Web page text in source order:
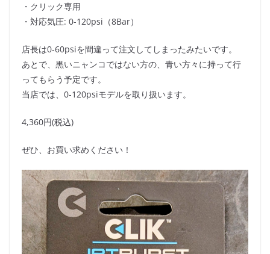
・クリック専用
・対応気圧: 0-120psi（8Bar）
店長は0-60psiを間違って注文してしまったみたいです。
あとで、黒いニャンコではない方の、青い方々に持って行
ってもらう予定です。
当店では、0-120psiモデルを取り扱います。
4,360円(税込)
ぜひ、お買い求めください！